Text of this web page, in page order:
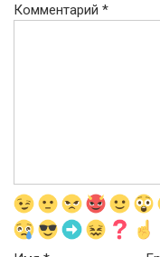
Комментарий *